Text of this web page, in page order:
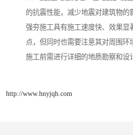
的抗震性能，减少地震对建筑物的
强夯施工具有施工速度快、效果显
点，但同时也需要注意其对周围环
施工前需进行详细的地质勘察和设
http://www.hnyjqh.com